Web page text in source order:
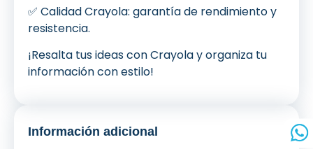
✅ Calidad Crayola: garantía de rendimiento y
resistencia.
¡Resalta tus ideas con Crayola y organiza tu
información con estilo!
Información adicional